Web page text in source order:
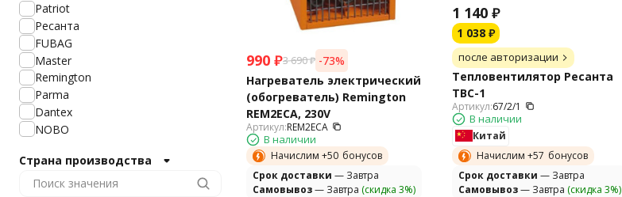
990 ₽3 690₽ -73%
Нагреватель электрический
(обогреватель) Remington
REM2ECA, 230V
Артикул:REM2ECA
В наличии
Начислим +50 бонусов
Cрок доставки — Завтра
Самовывоз— Завтра (скидка 3%)
1 140 ₽
1 038 ₽
после авторизации
Тепловентилятор Ресанта
ТВС-1
Артикул:67/2/1
В наличии
Китай
Начислим +57 бонусов
Cрок доставки — Завтра
Самовывоз— Завтра (скидка 3%)
Patriot
Ресанта
FUBAG
Master
Remington
Parma
Dantex
NOBO
Страна производства